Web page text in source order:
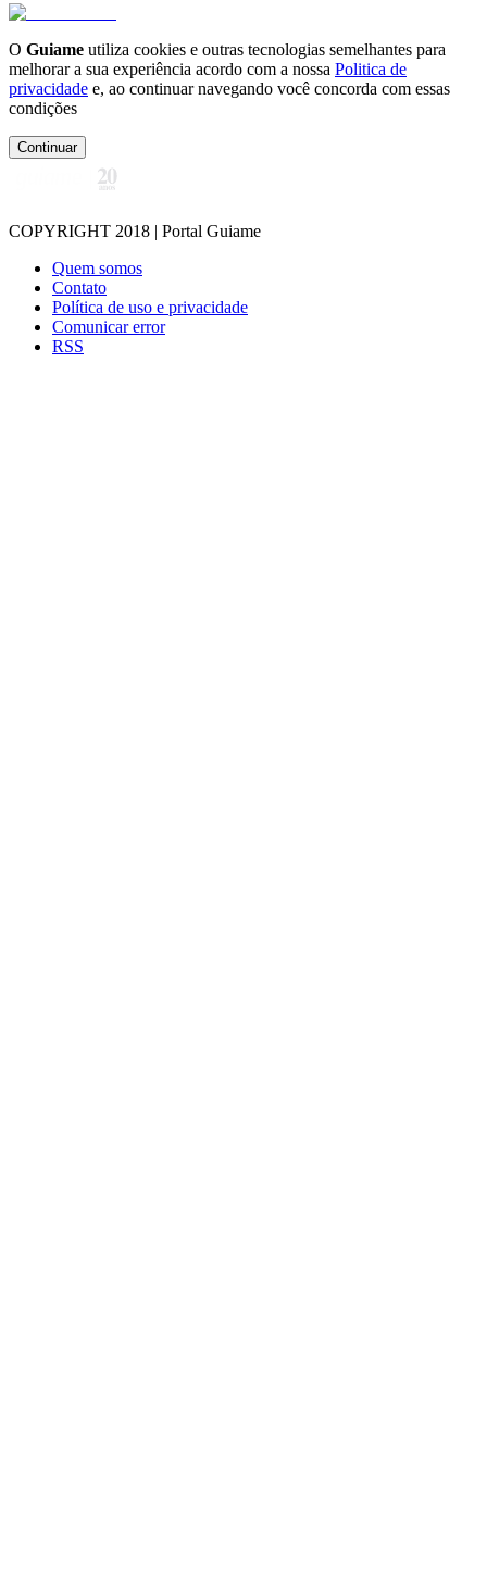
O Guiame utiliza cookies e outras tecnologias semelhantes para
melhorar a sua experiência acordo com a nossa Politica de
privacidade e, ao continuar navegando você concorda com essas
condições
Continuar
COPYRIGHT 2018 | Portal Guiame
Quem somos
Contato
Política de uso e privacidade
Comunicar error
RSS